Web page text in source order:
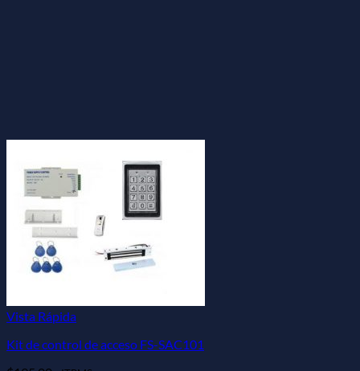
Vista Rápida
Kit de control de acceso FS-SAC101